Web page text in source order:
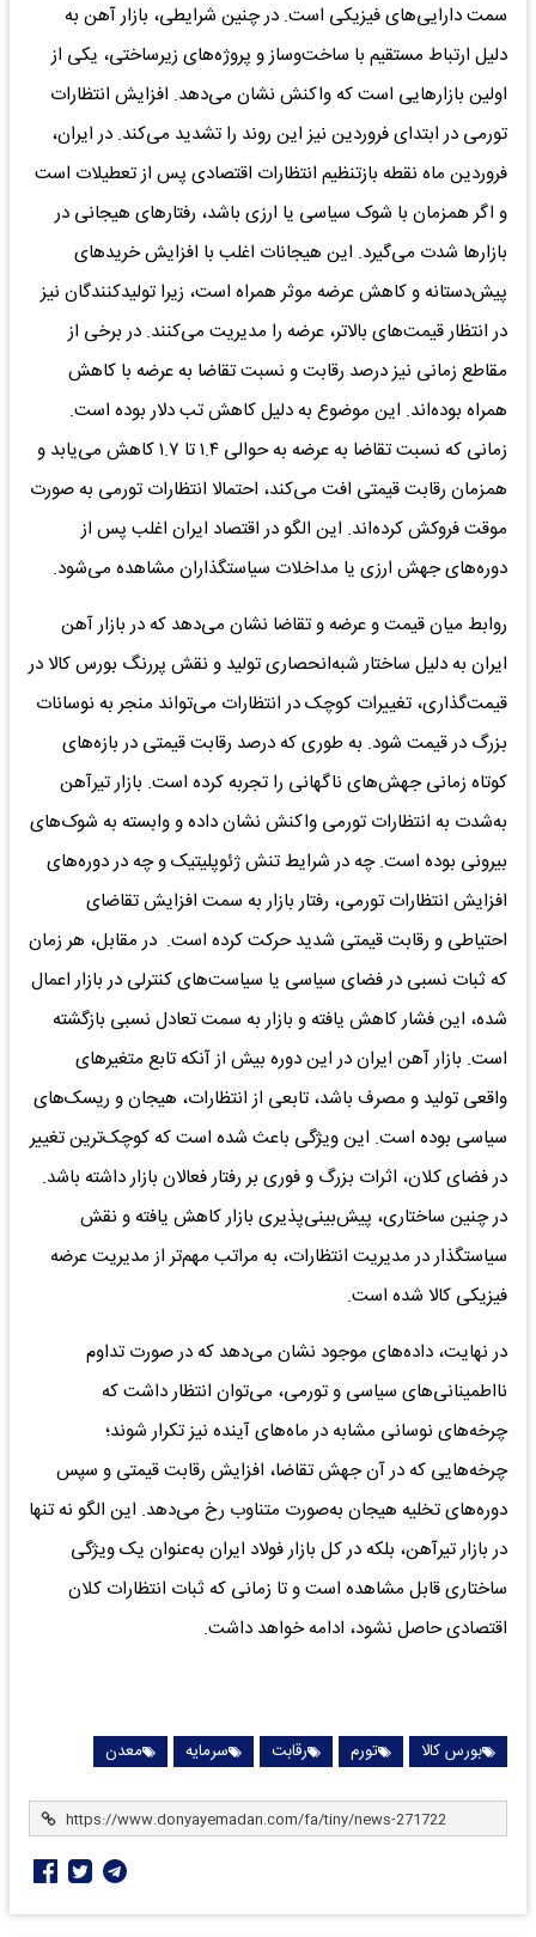
سمت دارایی‌های فیزیکی است. در چنین شرایطی، بازار آهن به
دلیل ارتباط مستقیم با ساخت‌وساز و پروژه‌های زیرساختی، یکی از
اولین بازارهایی است که واکنش نشان می‌دهد. افزایش انتظارات
تورمی در ابتدای فروردین نیز این روند را تشدید می‌کند. در ایران،
فروردین ماه نقطه بازتنظیم انتظارات اقتصادی پس از تعطیلات است
و اگر همزمان با شوک سیاسی یا ارزی باشد، رفتارهای هیجانی در
بازارها شدت می‌گیرد. این هیجانات اغلب با افزایش خریدهای
پیش‌دستانه و کاهش عرضه موثر همراه است، زیرا تولیدکنندگان نیز
در انتظار قیمت‌های بالاتر، عرضه را مدیریت می‌کنند. در برخی از
مقاطع زمانی نیز درصد رقابت و نسبت تقاضا به عرضه با کاهش
همراه بوده‌اند. این موضوع به دلیل کاهش تب دلار بوده است.
زمانی که نسبت تقاضا به عرضه به حوالی ۱.۴ تا ۱.۷ کاهش می‌یابد و
همزمان رقابت قیمتی افت می‌کند، احتمالا انتظارات تورمی به صورت
موقت فروکش کرده‌اند. این الگو در اقتصاد ایران اغلب پس از
دوره‌های جهش ارزی یا مداخلات سیاستگذاران مشاهده می‌شود.
روابط میان قیمت و عرضه و تقاضا نشان می‌دهد که در بازار آهن
ایران به دلیل ساختار شبه‌انحصاری تولید و نقش پررنگ بورس کالا در
قیمت‌گذاری، تغییرات کوچک در انتظارات می‌تواند منجر به نوسانات
بزرگ در قیمت شود. به طوری که درصد رقابت قیمتی در بازه‌های
کوتاه زمانی جهش‌های ناگهانی را تجربه کرده است. بازار تیرآهن
به‌شدت به انتظارات تورمی واکنش نشان داده و وابسته به شوک‌های
بیرونی بوده است. چه در شرایط تنش ژئوپلیتیک و چه در دوره‌های
افزایش انتظارات تورمی، رفتار بازار به سمت افزایش تقاضای
احتیاطی و رقابت قیمتی شدید حرکت کرده است. در مقابل، هر زمان
که ثبات نسبی در فضای سیاسی یا سیاست‌های کنترلی در بازار اعمال
شده، این فشار کاهش یافته و بازار به سمت تعادل نسبی بازگشته
است. بازار آهن ایران در این دوره بیش از آنکه تابع متغیرهای
واقعی تولید و مصرف باشد، تابعی از انتظارات، هیجان و ریسک‌های
سیاسی بوده است. این ویژگی باعث شده است که کوچک‌ترین تغییر
در فضای کلان، اثرات بزرگ و فوری بر رفتار فعالان بازار داشته باشد.
در چنین ساختاری، پیش‌بینی‌پذیری بازار کاهش یافته و نقش
سیاستگذار در مدیریت انتظارات، به مراتب مهم‌تر از مدیریت عرضه
فیزیکی کالا شده است.
در نهایت، داده‌های موجود نشان می‌دهد که در صورت تداوم
نااطمینانی‌های سیاسی و تورمی، می‌توان انتظار داشت که
چرخه‌های نوسانی مشابه در ماه‌های آینده نیز تکرار شوند؛
چرخه‌هایی که در آن جهش تقاضا، افزایش رقابت قیمتی و سپس
دوره‌های تخلیه هیجان به‌صورت متناوب رخ می‌دهد. این الگو نه تنها
در بازار تیرآهن، بلکه در کل بازار فولاد ایران به‌عنوان یک ویژگی
ساختاری قابل مشاهده است و تا زمانی که ثبات انتظارات کلان
اقتصادی حاصل نشود، ادامه خواهد داشت.
بورس کالا تورم رقابت سرمایه معدن